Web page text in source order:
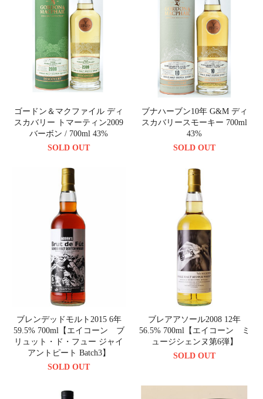
ゴードン＆マクファイル ディ
スカバリー トマーティン2009
バーボン / 700ml 43%
SOLD OUT
ブナハーブン10年 G&M ディ
スカバリースモーキー 700ml
43%
SOLD OUT
ブレンデッドモルト2015 6年
59.5% 700ml【エイコーン ブ
リュット・ド・フュー ジャイ
アントピート Batch3】
SOLD OUT
ブレアアソール2008 12年
56.5% 700ml【エイコーン ミ
ュージシェンヌ第6弾】
SOLD OUT